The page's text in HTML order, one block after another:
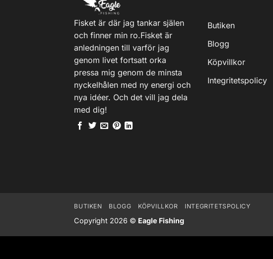
Fisket är där jag tankar själen
och finner min ro.Fisket är
anledningen till varför jag
genom livet fortsatt orka
pressa mig genom de minsta
nyckelhålen med ny energi och
nya idéer. Och det vill jag dela
med dig!
Butiken
Blogg
Köpvillkor
Integritetspolicy
BUTIKEN BLOGG KÖPVILLKOR INTEGRITETSPOLICY
Copyright 2026 © Eagle Fishing